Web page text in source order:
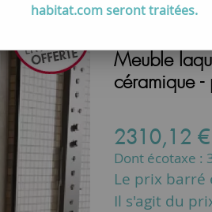
Meuble
céramique
2310,12 €
Dont écotaxe :
Le prix
Il s'agit du
habitat.com seront traitées.